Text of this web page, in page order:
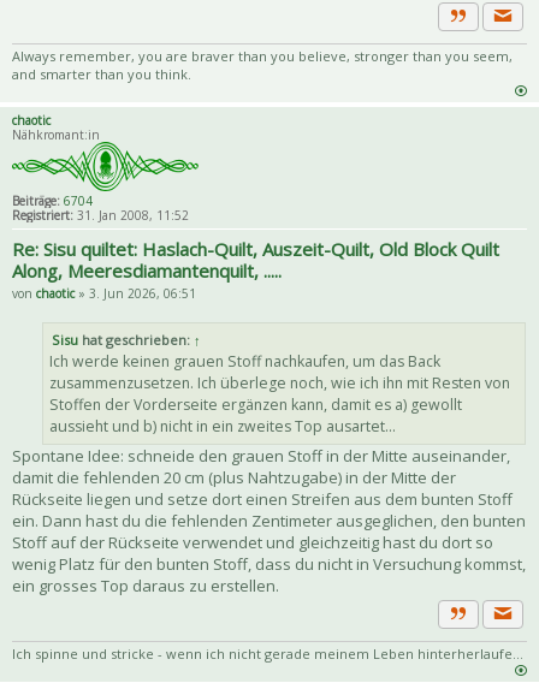
Zitat
Always remember, you are braver than you believe, stronger than you seem,
and smarter than you think.
chaotic
Nähkromant:in
Beiträge: 6704
Registriert: 31. Jan 2008, 11:52
Re: Sisu quiltet: Haslach-Quilt, Auszeit-Quilt, Old Block Quilt
Along, Meeresdiamantenquilt, .....
von chaotic» 3. Jun 2026, 06:51
Sisu hat geschrieben: ↑
Ich werde keinen grauen Stoff nachkaufen, um das Back
zusammenzusetzen. Ich überlege noch, wie ich ihn mit Resten von
Stoffen der Vorderseite ergänzen kann, damit es a) gewollt
aussieht und b) nicht in ein zweites Top ausartet...
Spontane Idee: schneide den grauen Stoff in der Mitte auseinander,
damit die fehlenden 20 cm (plus Nahtzugabe) in der Mitte der
Rückseite liegen und setze dort einen Streifen aus dem bunten Stoff
ein. Dann hast du die fehlenden Zentimeter ausgeglichen, den bunten
Stoff auf der Rückseite verwendet und gleichzeitig hast du dort so
wenig Platz für den bunten Stoff, dass du nicht in Versuchung kommst,
ein grosses Top daraus zu erstellen.
Zitat
Ich spinne und stricke - wenn ich nicht gerade meinem Leben hinterherlaufe...